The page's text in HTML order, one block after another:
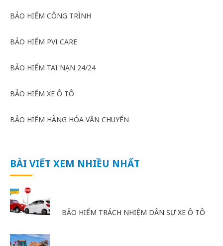
BẢO HIỂM CÔNG TRÌNH
BẢO HIỂM PVI CARE
BẢO HIỂM TAI NẠN 24/24
BẢO HIỂM XE Ô TÔ
BẢO HIỂM HÀNG HÓA VẬN CHUYỂN
BÀI VIẾT XEM NHIỀU NHẤT
BẢO HIỂM TRÁCH NHIỆM DÂN SỰ XE Ô TÔ